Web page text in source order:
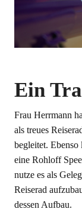
Ein
Frau Herrmann
als treues
begleitet.
eine Rohloff
nutze es als
Reiserad
dessen Aufbau.